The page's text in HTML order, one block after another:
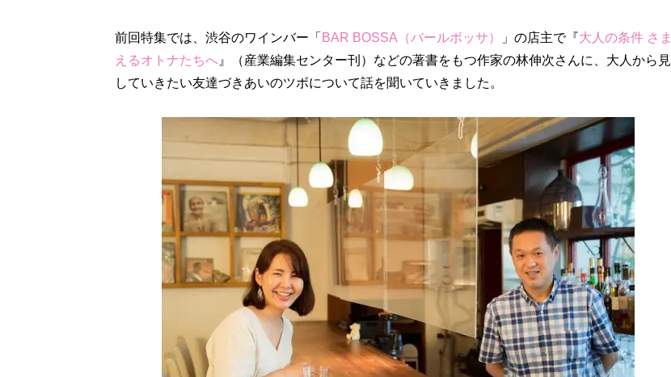
前回特集では、渋谷のワインバー「 BAR BOSSA（バールボッサ） 」の店主で『大人の条件 さ
えるオトナたちへ 』（産業編集センター刊）などの著書をもつ作家の林伸次さんに、大人から
していきたい友達づきあいのツボについて話を聞いていきました。